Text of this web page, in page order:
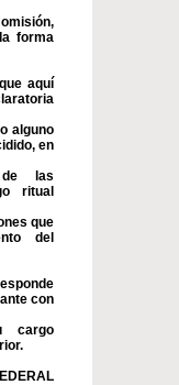
forma
aquí
alguno
en
las
ritual
que
del
con
cargo